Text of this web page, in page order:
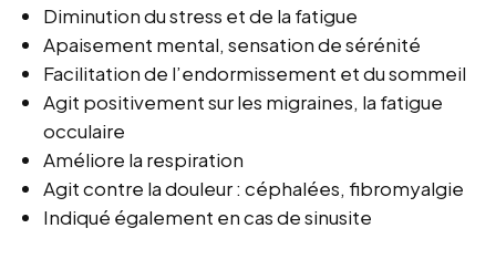
Diminution du stress et de la fatigue
Apaisement mental, sensation de sérénité
Facilitation de l’endormissement et du sommeil
Agit positivement sur les migraines, la fatigue
occulaire
Améliore la respiration
Agit contre la douleur : céphalées, fibromyalgie
Indiqué également en cas de sinusite